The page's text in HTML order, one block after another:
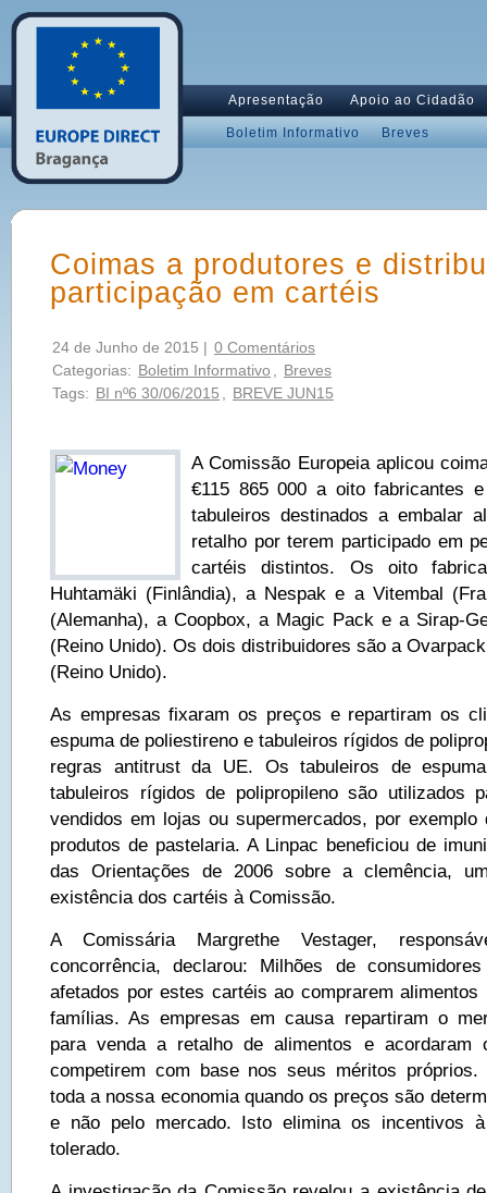
Apresentação Apoio ao Cidadão
Boletim Informativo Breves
Coimas a produtores e
participação em cartéis
24 de Junho de 2015 | 0 Comentários
Categorias: Boletim Informativo
Breves
Tags: BI nº6 30/06/2015 BREVE JUN15
A Comissão Europeia aplicou
€115 865 000 a oito fabricantes
tabuleiros destinados a embalar
retalho por terem participado em
cartéis distintos. Os oito
Huhtamäki (Finlândia), a Nespak e a Vitembal
(Alemanha), a Coopbox, a Magic Pack e a Sirap-
(Reino Unido). Os dois distribuidores são a
(Reino Unido).
As empresas fixaram os preços e repartiram os
espuma de poliestireno e tabuleiros rígidos de
regras antitrust da UE. Os tabuleiros de
tabuleiros rígidos de polipropileno são utilizados
vendidos em lojas ou supermercados, por
produtos de pastelaria. A Linpac beneficiou de
das Orientações de 2006 sobre a clemência,
existência dos cartéis à Comissão.
A Comissária Margrethe Vestager,
concorrência, declarou: Milhões de
afetados por estes cartéis ao comprarem
famílias. As empresas em causa repartiram o
para venda a retalho de alimentos e
competirem com base nos seus méritos
toda a nossa economia quando os preços são
e não pelo mercado. Isto elimina os incentivos
tolerado.